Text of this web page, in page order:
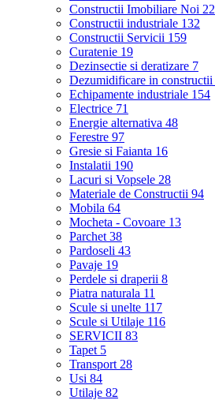
Constructii Imobiliare Noi 22
Constructii industriale 132
Constructii Servicii 159
Curatenie 19
Dezinsectie si deratizare 7
Dezumidificare in constructii
Echipamente industriale 154
Electrice 71
Energie alternativa 48
Ferestre 97
Gresie si Faianta 16
Instalatii 190
Lacuri si Vopsele 28
Materiale de Constructii 94
Mobila 64
Mocheta - Covoare 13
Parchet 38
Pardoseli 43
Pavaje 19
Perdele si draperii 8
Piatra naturala 11
Scule si unelte 117
Scule si Utilaje 116
SERVICII 83
Tapet 5
Transport 28
Usi 84
Utilaje 82